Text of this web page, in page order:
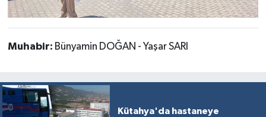
Muhabir: Bünyamin DOĞAN - Yaşar SARI
Kütahya'da hastaneye